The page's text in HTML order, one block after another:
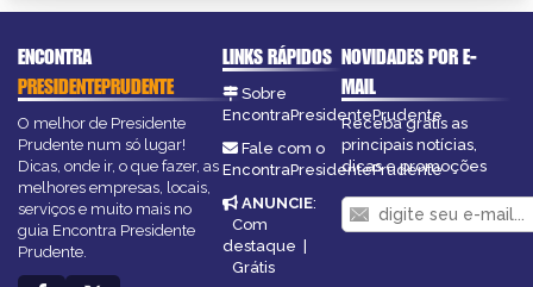
ENCONTRA
PRESIDENTEPRUDENTE
O melhor de Presidente
Prudente num só lugar!
Dicas, onde ir, o que fazer, as
melhores empresas, locais,
serviços e muito mais no
guia Encontra Presidente
Prudente.
LINKS RÁPIDOS
Sobre
EncontraPresidentePrudente
Fale com o
EncontraPresidentePrudente
ANUNCIE:
Com
destaque
Grátis
NOVIDADES POR E-
MAIL
Receba grátis as
principais notícias,
dicas e promoções